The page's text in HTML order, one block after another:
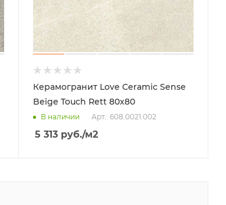
Керамогранит Love Ceramic Sense
Beige Touch Rett 80x80
В наличии Арт.: 608.0021.002
5 313 руб./м2